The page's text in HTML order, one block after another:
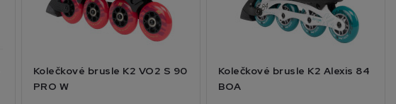
Kolečkové brusle K2 VO2 S 90
PRO W
Kolečkové brusle K2 Alexis 84
BOA